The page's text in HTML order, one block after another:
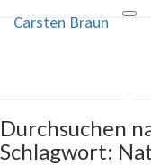
Carsten Braun
Carsten
Durchsuchen
Schlagwort: